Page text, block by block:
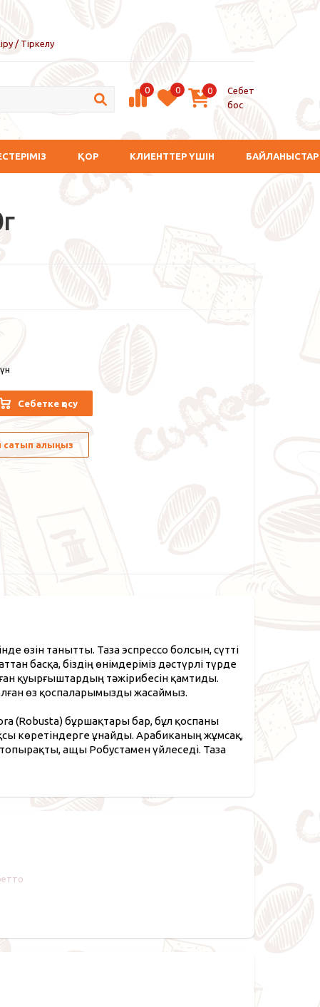
/ Тіркелу
0 0 0
Себет
бос
ҚОР КЛИЕНТТЕР ҮШІН БАЙЛАНЫСТАР
Себетке қосу
сатып алыңыз
өзін танытты. Таза эспрессо болсын, сүтті
басқа, біздің өнімдеріміз дәстүрлі түрде
қуырғыштардың тәжірибесін қамтиды.
өз қоспаларымызды жасаймыз.
(Robusta) бұршақтары бар, бұл қоспаны
көретіндерге ұнайды. Арабиканың жұмсақ,
ащы Робустамен үйлеседі. Таза